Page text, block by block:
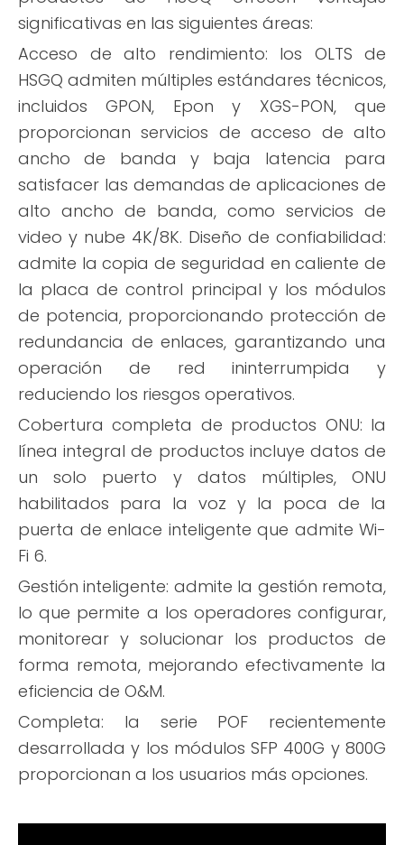
significativas en las siguientes áreas:
Acceso de alto rendimiento: los OLTS de
HSGQ admiten múltiples estándares técnicos,
incluidos GPON, Epon y XGS-PON, que
proporcionan servicios de acceso de alto
ancho de banda y baja latencia para
satisfacer las demandas de aplicaciones de
alto ancho de banda, como servicios de
video y nube 4K/8K. Diseño de confiabilidad:
admite la copia de seguridad en caliente de
la placa de control principal y los módulos
de potencia, proporcionando protección de
redundancia de enlaces, garantizando una
operación de red ininterrumpida y
reduciendo los riesgos operativos.
Cobertura completa de productos ONU: la
línea integral de productos incluye datos de
un solo puerto y datos múltiples, ONU
habilitados para la voz y la poca de la
puerta de enlace inteligente que admite Wi-
Fi 6.
Gestión inteligente: admite la gestión remota,
lo que permite a los operadores configurar,
monitorear y solucionar los productos de
forma remota, mejorando efectivamente la
eficiencia de O&M.
Completa: la serie POF recientemente
desarrollada y los módulos SFP 400G y 800G
proporcionan a los usuarios más opciones.